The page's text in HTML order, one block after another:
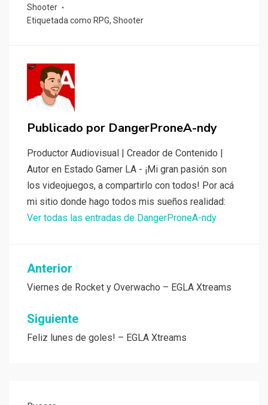
Shooter
Etiquetada como RPG, Shooter
Publicado por DangerProneA-ndy
Productor Audiovisual | Creador de Contenido |
Autor en Estado Gamer LA - ¡Mi gran pasión son
los videojuegos, a compartirlo con todos! Por acá
mi sitio donde hago todos mis sueños realidad:
Ver todas las entradas de DangerProneA-ndy
Navegación
de
entradas
Anterior
Viernes de Rocket y Overwacho – EGLA Xtreams
Siguiente
Feliz lunes de goles! – EGLA Xtreams